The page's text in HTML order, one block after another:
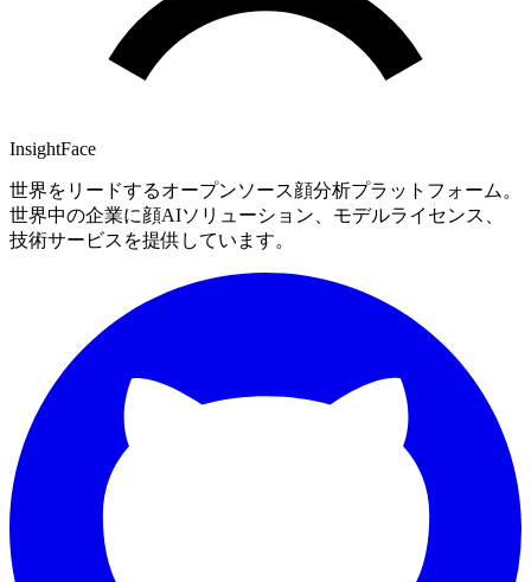
InsightFace
世界をリードするオープンソース顔分析プラットフォーム。
世界中の企業に顔AIソリューション、モデルライセンス、
技術サービスを提供しています。